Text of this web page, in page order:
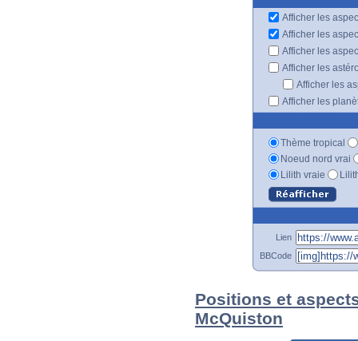
Afficher les
Afficher les
Afficher les
Afficher les
Afficher les
Afficher les
Thème tropical
Noeud nord vrai
Lilith vraie
Lien
BBCode
Positions et
McQuiston